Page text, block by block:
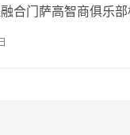
合门萨高智商俱乐
块，从三阶魔方…